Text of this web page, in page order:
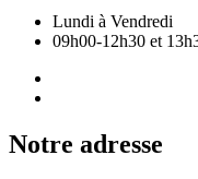
Lundi à Vendredi
09h00-12h30 et
Notre adresse